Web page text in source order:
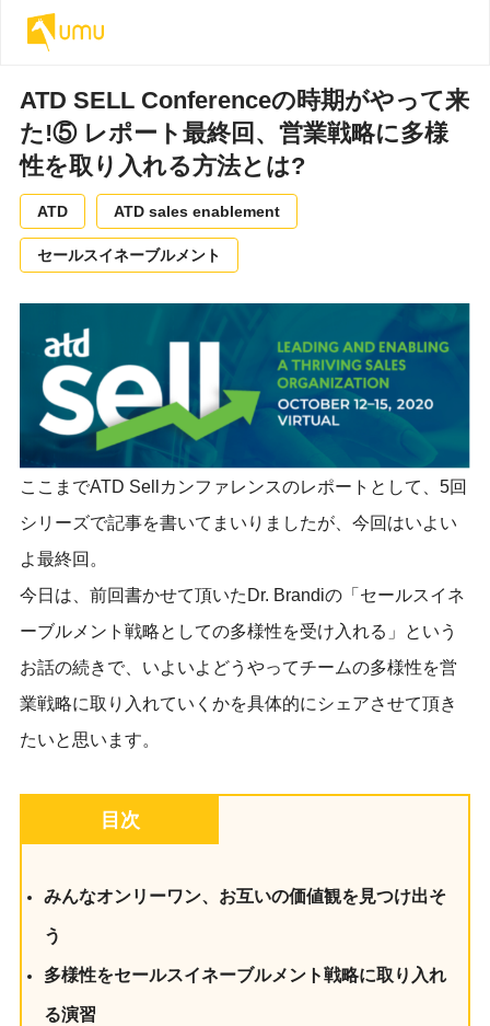
ATD SELL Conferenceの時期がやって来
た!⑤ レポート最終回、営業戦略に多様
性を取り入れる方法とは?
ATD ATD sales enablement
セールスイネーブルメント
ここまでATD Sellカンファレンスのレポートとして、5回
シリーズで記事を書いてまいりましたが、今回はいよい
よ最終回。
今日は、前回書かせて頂いたDr. Brandiの「セールスイネ
ーブルメント戦略としての多様性を受け入れる」という
お話の続きで、いよいよどうやってチームの多様性を営
業戦略に取り入れていくかを具体的にシェアさせて頂き
たいと思います。
目次
みんなオンリーワン、お互いの価値観を見つけ出そ
う
多様性をセールスイネーブルメント戦略に取り入れ
る演習